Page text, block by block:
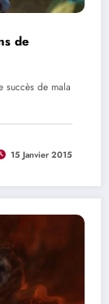
de
succès de mala
15 Janvier 2015